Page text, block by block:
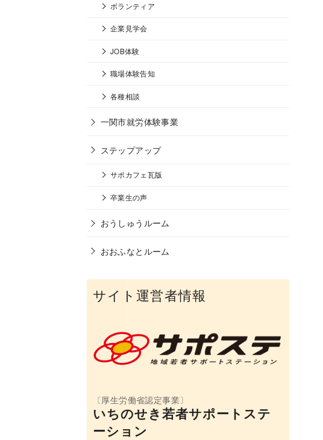
ボランティア
企業見学会
JOB体験
職場体験告知
各種相談
一関市就労体験事業
ステップアップ
サポカフェ瓦版
卒業生の声
おうしゅうルーム
おおふなとルーム
サイト運営者情報
いちのせき若者サポートステ
ーション